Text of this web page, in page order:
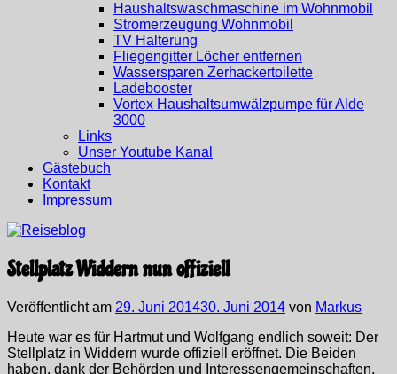
Haushaltswaschmaschine im Wohnmobil
Stromerzeugung Wohnmobil
TV Halterung
Fliegengitter Löcher entfernen
Wassersparen Zerhackertoilette
Ladebooster
Vortex Haushaltsumwälzpumpe für Alde
3000
Links
Unser Youtube Kanal
Gästebuch
Kontakt
Impressum
Stellplatz Widdern nun offiziell
Veröffentlicht am 29. Juni 201430. Juni 2014 von Markus
Heute war es für Hartmut und Wolfgang endlich soweit: Der
Stellplatz in Widdern wurde offiziell eröffnet. Die Beiden
haben, dank der Behörden und Interessengemeinschaften,